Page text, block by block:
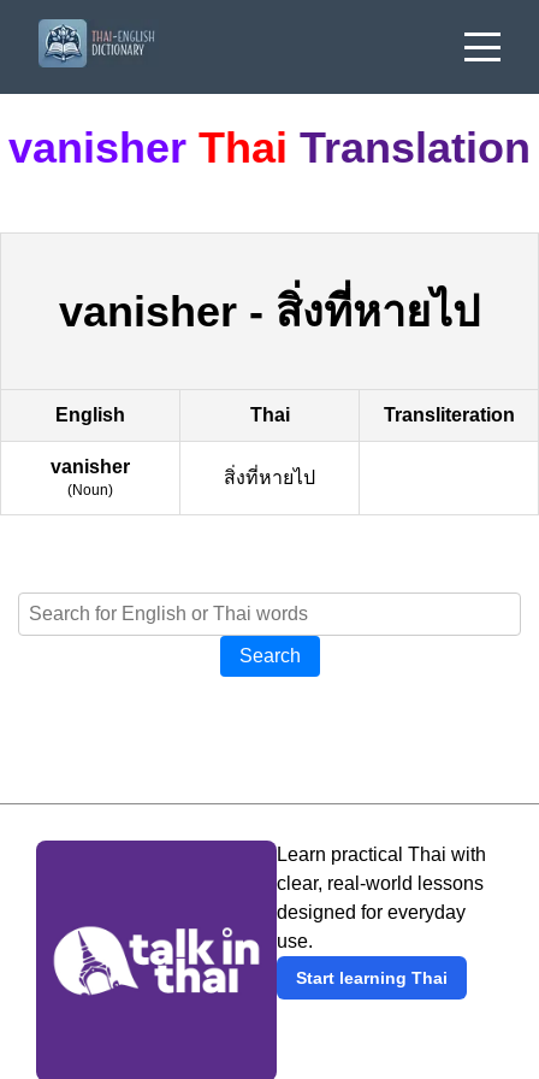
vanisher Thai Translation
vanisher - สิ่งที่หายไป
English Thai Transliteration
vanisher
(Noun)
สิ่งที่หายไป
Search
Learn practical Thai with
clear, real-world lessons
designed for everyday
use.
Start learning Thai